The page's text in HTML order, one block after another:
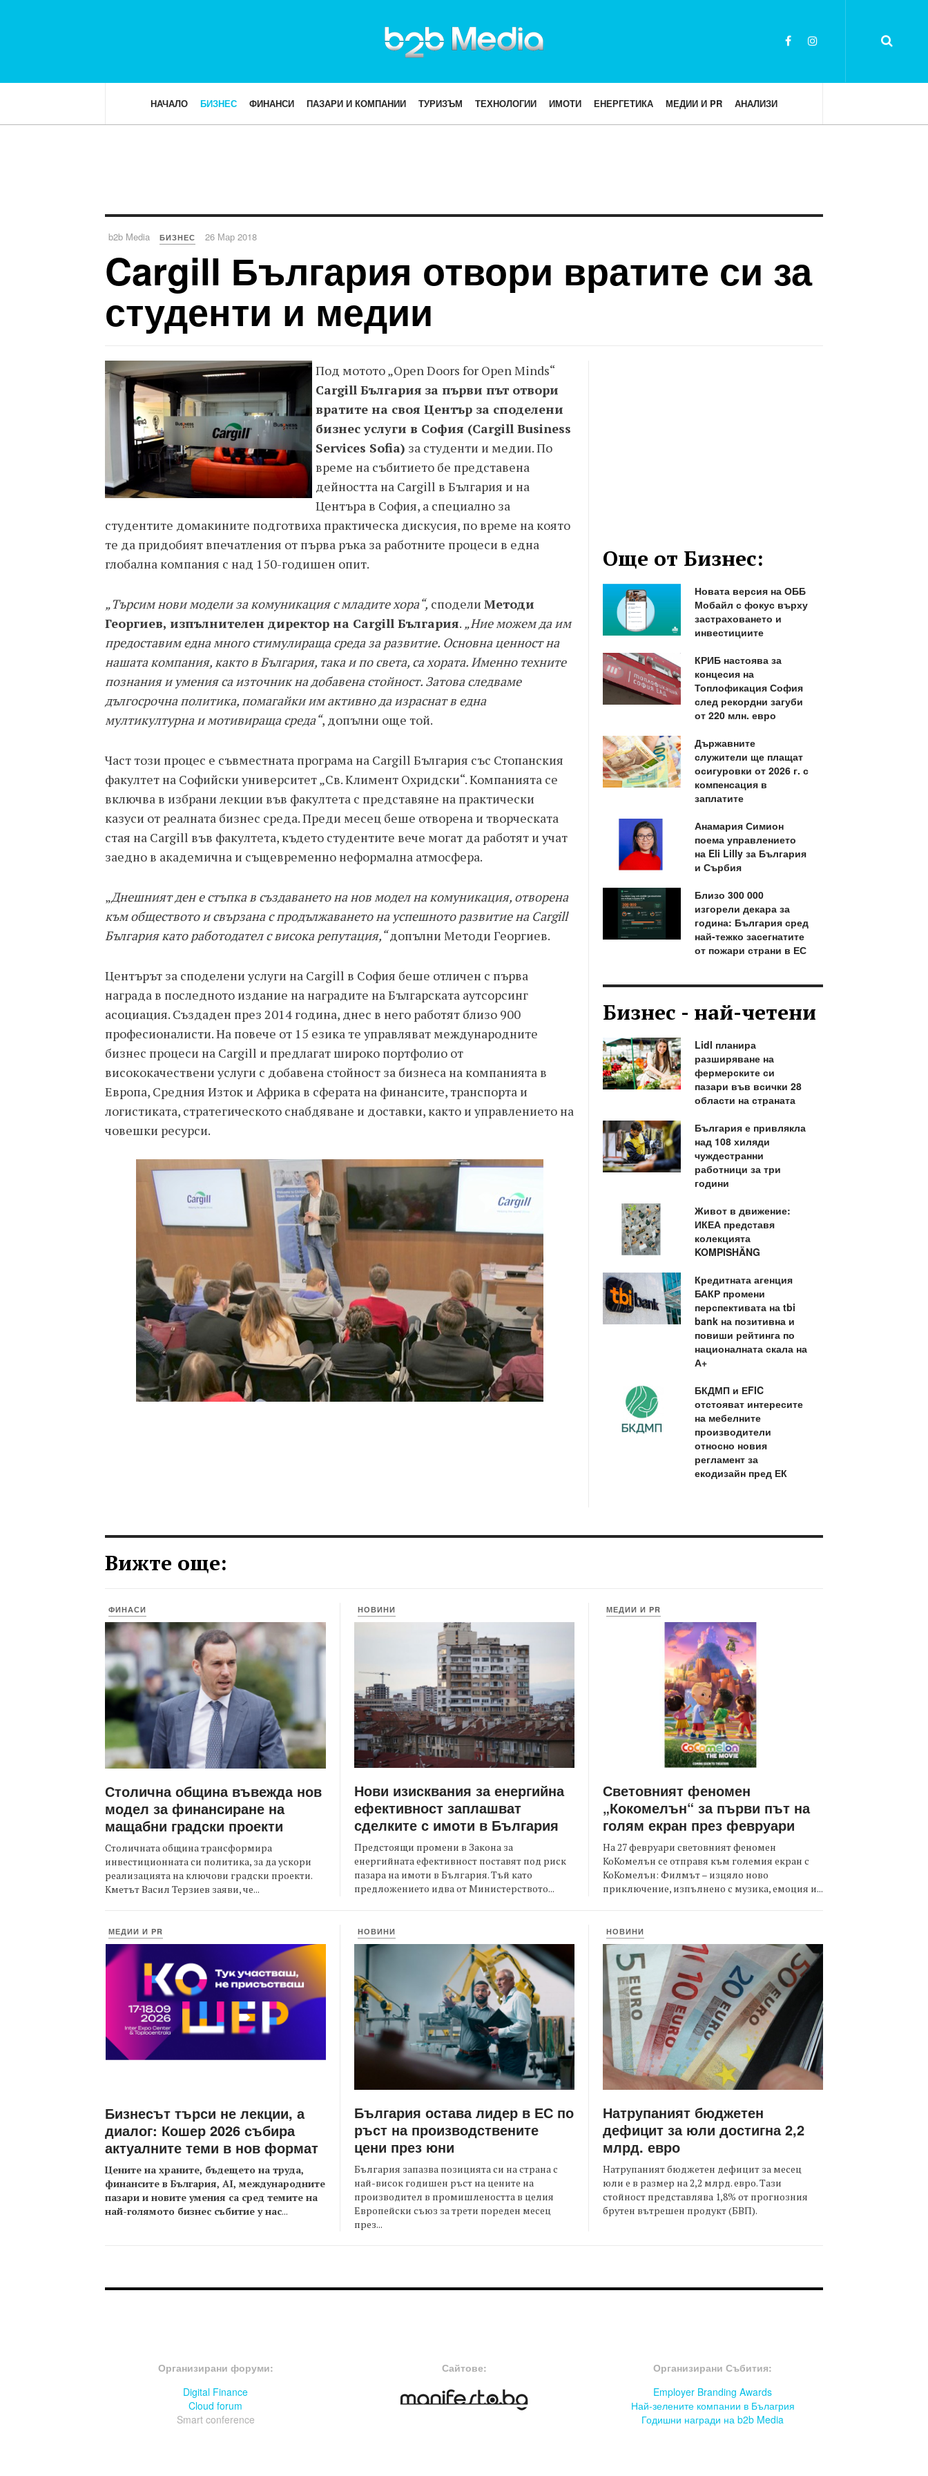
НАЧАЛО БИЗНЕС ФИНАНСИ ПАЗАРИ И КОМПАНИИ ТУРИЗЪМ ТЕХНОЛОГИИ ИМОТИ ЕНЕРГЕТИКА МЕДИИ И PR АНАЛИЗИ
b2b Media БИЗНЕС 26 Мар 2018
Cargill България отвори вратите си за
студенти и медии
Под мотото „Open Doors for Open Minds“
Cargill България за първи път отвори
вратите на своя Център за споделени
бизнес услуги в София (Cargill Business
Services Sofia) за студенти и медии. По
време на събитието бе представена
дейността на Cargill в България и на
Центъра в София, а специално за
студентите домакините подготвиха практическа дискусия, по време на която
те да придобият впечатления от първа ръка за работните процеси в една
глобална компания с над 150-годишен опит.
„Търсим нови модели за комуникация с младите хора“, сподели Методи
Георгиев, изпълнителен директор на Cargill България. „Ние можем да им
предоставим една много стимулираща среда за развитие. Основна ценност на
нашата компания, както в България, така и по света, са хората. Именно техните
познания и умения са източник на добавена стойност. Затова следваме
дългосрочна политика, помагайки им активно да израснат в една
мултикултурна и мотивираща среда“, допълни още той.
Част този процес е съвместната програма на Cargill България със Стопанския
факултет на Софийски университет „Св. Климент Охридски“. Компанията се
включва в избрани лекции във факултета с представяне на практически
казуси от реалната бизнес среда. Преди месец беше отворена и творческата
стая на Cargill във факултета, където студентите вече могат да работят и учат
заедно в академична и същевременно неформална атмосфера.
„Днешният ден е стъпка в създаването на нов модел на комуникация, отворена
към обществото и свързана с продължаването на успешното развитие на Cargill
България като работодател с висока репутация,“допълни Методи Георгиев.
Центърът за споделени услуги на Cargill в София беше отличен с първа
награда в последното издание на наградите на Българската аутсорсинг
асоциация. Създаден през 2014 година, днес в него работят близо 900
професионалисти. На повече от 15 езика те управляват международните
бизнес процеси на Cargill и предлагат широко портфолио от
висококачествени услуги с добавена стойност за бизнеса на компанията в
Европа, Средния Изток и Африка в сферата на финансите, транспорта и
логистиката, стратегическото снабдяване и доставки, както и управлението на
човешки ресурси.
Още от Бизнес:
Новата версия на ОББ
Мобайл с фокус върху
застраховането и
инвестициите
КРИБ настоява за
концесия на
Топлофикация София
след рекордни загуби
от 220 млн. евро
Държавните
служители ще плащат
осигуровки от 2026 г. с
компенсация в
заплатите
Анамария Симион
поема управлението
на Eli Lilly за България
и Сърбия
Близо 300 000
изгорели декара за
година: България сред
най-тежко засегнатите
от пожари страни в ЕС
Бизнес - най-четени
Lidl планира
разширяване на
фермерските си
пазари във всички 28
области на страната
България е привлякла
над 108 хиляди
чуждестранни
работници за три
години
Живот в движение:
ИКЕА представя
колекцията
KOMPISHÄNG
Кредитната агенция
БАКР промени
перспективата на tbi
bank на позитивна и
повиши рейтинга по
националната скала на
А+
БКДМП и ЕFIC
отстояват интересите
на мебелните
производители
относно новия
регламент за
екодизайн пред ЕК
Вижте още:
ФИНАСИ
Столична община въвежда нов
модел за финансиране на
мащабни градски проекти
Столичната община трансформира
инвестиционната си политика, за да ускори
реализацията на ключови градски проекти.
Кметът Васил Терзиев заяви, че...
НОВИНИ
Нови изисквания за енергийна
ефективност заплашват
сделките с имоти в България
Предстоящи промени в Закона за
енергийната ефективност поставят под риск
пазара на имоти в България. Тъй като
предложението идва от Министерството...
МЕДИИ И PR
Световният феномен
„Кокомелън“ за първи път на
голям екран през февруари
На 27 февруари световният феномен
КоКомелън се отправя към големия екран с
КоКомелън: Филмът – изцяло ново
приключение, изпълнено с музика, емоция и...
МЕДИИ И PR
Бизнесът търси не лекции, а
диалог: Кошер 2026 събира
актуалните теми в нов формат
Цените на храните, бъдещето на труда,
финансите в България, AI, международните
пазари и новите умения са сред темите на
най-голямото бизнес събитие у нас...
НОВИНИ
България остава лидер в ЕС по
ръст на производствените
цени през юни
България запазва позицията си на страна с
най-висок годишен ръст на цените на
производител в промишлеността в целия
Европейски съюз за трети пореден месец
през...
НОВИНИ
Натрупаният бюджетен
дефицит за юли достигна 2,2
млрд. евро
Натрупаният бюджетен дефицит за месец
юли е в размер на 2,2 млрд. евро. Тази
стойност представлява 1,8% от прогнозния
брутен вътрешен продукт (БВП).
Организирани форуми:
Digital Finance
Cloud forum
Smart conference
Сайтове:
Организирани Събития:
Employer Branding Awards
Най-зелените компании в Бълагрия
Годишни награди на b2b Media